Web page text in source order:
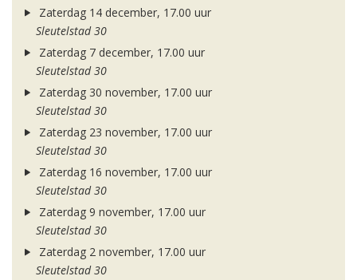
Zaterdag 14 december, 17.00 uur
Sleutelstad 30
Zaterdag 7 december, 17.00 uur
Sleutelstad 30
Zaterdag 30 november, 17.00 uur
Sleutelstad 30
Zaterdag 23 november, 17.00 uur
Sleutelstad 30
Zaterdag 16 november, 17.00 uur
Sleutelstad 30
Zaterdag 9 november, 17.00 uur
Sleutelstad 30
Zaterdag 2 november, 17.00 uur
Sleutelstad 30